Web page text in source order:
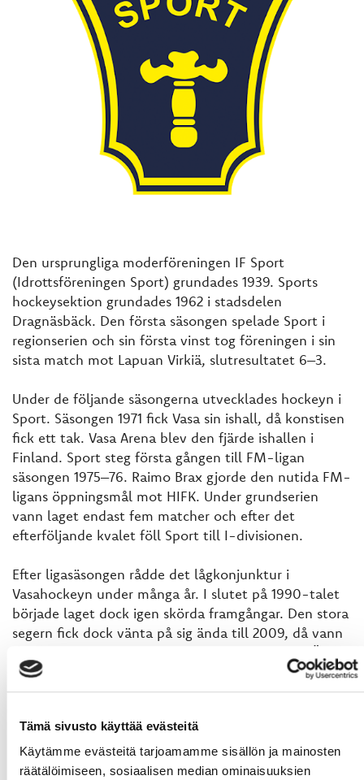
Tämä sivusto käyttää evästeitä
Käytämme evästeitä tarjoamamme sisällön ja mainosten
räätälöimiseen, sosiaalisen median ominaisuuksien
Den ursprungliga moderföreningen IF Sport
(Idrottsföreningen Sport) grundades 1939. Sports
hockeysektion grundades 1962 i stadsdelen
Dragnäsbäck. Den första säsongen spelade Sport i
regionserien och sin första vinst tog föreningen i sin
sista match mot Lapuan Virkiä, slutresultatet 6–3.
Under de följande säsongerna utvecklades hockeyn i
Sport. Säsongen 1971 fick Vasa sin ishall, då konstisen
fick ett tak. Vasa Arena blev den fjärde ishallen i
Finland. Sport steg första gången till FM-ligan
säsongen 1975–76. Raimo Brax gjorde den nutida FM-
ligans öppningsmål mot HIFK. Under grundserien
vann laget endast fem matcher och efter det
efterföljande kvalet föll Sport till I-divisionen.
Efter ligasäsongen rådde det lågkonjunktur i
Vasahockeyn under många år. I slutet på 1990-talet
började laget dock igen skörda framgångar. Den stora
segern fick dock vänta på sig ända till 2009, då vann
Sport Mestis. I det efterföljande ligakvalet mot Ässät
var Sport ett stolpskott från att stiga till Ligan. Ässät
vann ligakvalet i den sjunde och avgörande matchen
Sport sitt andra och tredje Mestis mästerskap. I de
efterföljande ligakvalen föll sport mot Pelicans 2011
(0–4 i matchvinster) och mot Ilves 2012 (1-4 i